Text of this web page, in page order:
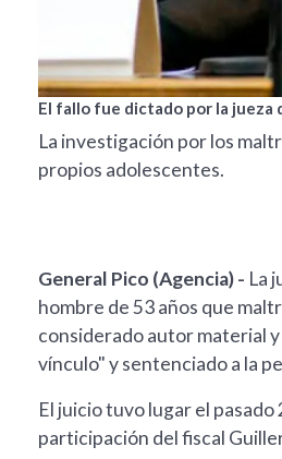
El fallo fue dictado por la jueza
La investigación por los
propios adolescentes.
General Pico (Agencia) - La
hombre de 53 años que
considerado autor material
vínculo" y sentenciado a la
El juicio tuvo lugar el
participación del fiscal